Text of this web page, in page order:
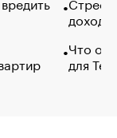
Что
для